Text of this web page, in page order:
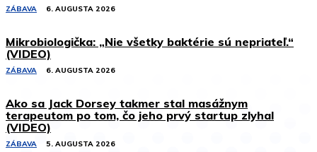
ZÁBAVA 6. AUGUSTA 2026
Mikrobiologička: „Nie všetky baktérie sú nepriateľ.“
(VIDEO)
ZÁBAVA 6. AUGUSTA 2026
Ako sa Jack Dorsey takmer stal masážnym
terapeutom po tom, čo jeho prvý startup zlyhal
(VIDEO)
ZÁBAVA 5. AUGUSTA 2026